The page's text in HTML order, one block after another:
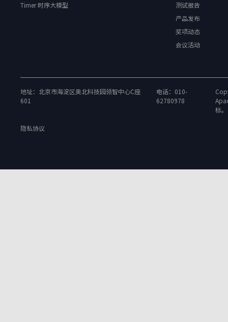
Timer 时序大模型
测试报告
产品发布
奖项动态
会议活动
地址：北京市海淀区奥北科技园领智中心C座
601
电话：010-
62780978
标。
隐私协议